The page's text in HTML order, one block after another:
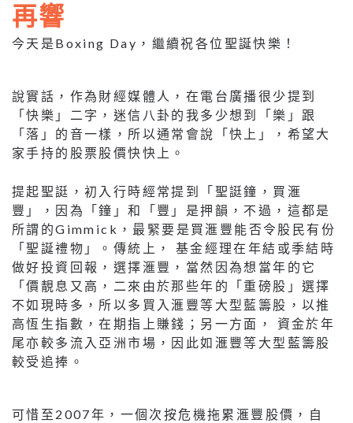
再響
今天是Boxing Day，繼續祝各位聖誕快樂！
說實話，作為財經媒體人，在電台廣播很少提到
「快樂」二字，迷信八卦的我多少想到「樂」跟
「落」的音一樣，所以通常會說「快上」，希望大
家手持的股票股價快快上。
提起聖誔，初入行時經常提到「聖誔鐘，買滙
豐」，因為「鐘」和「豐」是押韻，不過，這都是
所謂的Gimmick，最緊要是買滙豐能否令股民有份
「聖誕禮物」。傳統上， 基金經理在年結或季結時
做好投資回報，選擇滙豐，當然因為想當年的它
「價靚息又高，二來由於那些年的「重磅股」選擇
不如現時多，所以多買入滙豐等大型藍籌股，以推
高恆生指數，在期指上賺錢；另一方面， 資金於年
尾亦較多流入亞洲市場，因此如滙豐等大型藍籌股
較受追捧。
可惜至2007年，一個次按危機拖累滙豐股價，自